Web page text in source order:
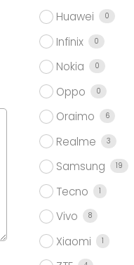
Huawei 0
Infinix 0
Nokia 0
Oppo 0
Oraimo 6
Realme 3
Samsung 19
Tecno 1
Vivo 8
Xiaomi 1